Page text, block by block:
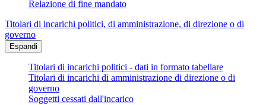
Relazione di fine mandato
Titolari di incarichi politici, di amministrazione, di direzione o di
governo
Espandi
Titolari di incarichi politici - dati in formato tabellare
Titolari di incarichi di amministrazione di direzione o di
governo
Soggetti cessati dall'incarico